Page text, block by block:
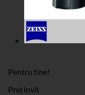
Pentru tine!
Preț lovit